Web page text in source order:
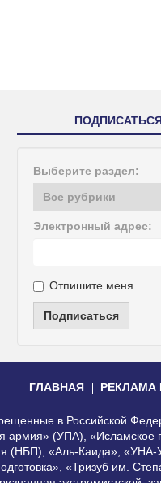
Выберите раздел:
Электронный адрес:
Отпишите меня
Подписаться
ГЛАВНАЯ РЕКЛАМА
в Российской
армия» (УПА),
(НБП), «Аль-Каида»,
«Тризуб им.